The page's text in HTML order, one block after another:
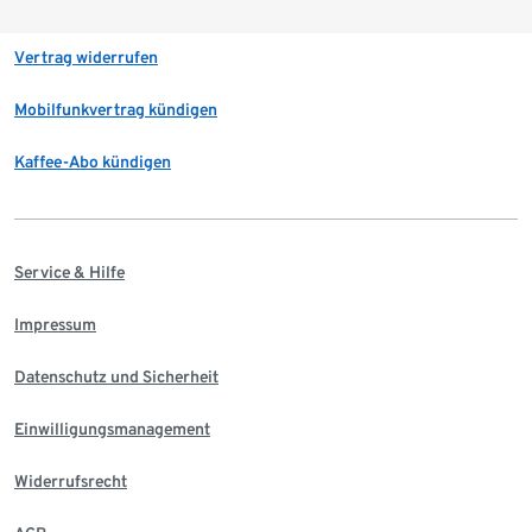
Vertrag widerrufen
Mobilfunkvertrag kündigen
Kaffee-Abo kündigen
Service & Hilfe
Impressum
Datenschutz und Sicherheit
Einwilligungsmanagement
Widerrufsrecht